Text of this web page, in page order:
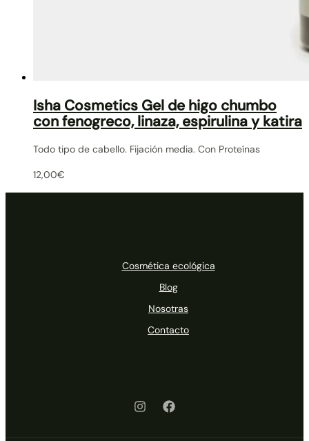
Isha Cosmetics Gel de higo chumbo
con fenogreco, linaza, espirulina y katira
Todo tipo de cabello. Fijación media. Con Proteínas
12,00€
Cosmética ecológica
Blog
Nosotras
Contacto